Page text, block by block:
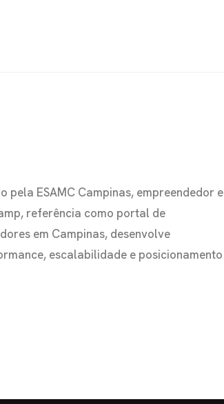
ESAMC Campinas, empreendedor e
referência como portal de
em Campinas, desenvolve
escalabilidade e posicionamento